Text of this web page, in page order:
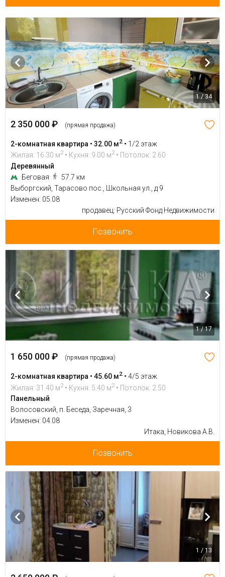
1 / 34
2 350 000 ₽ (прямая продажа)
2-комнатная квартира • 32.00 м2 • 1/2 этаж
Жилая: 16.30 м2 • Кухня: 9.00 м2 • Потолок: 2.60
Деревянный
Беговая
57.7 км
Выборгский, Тарасово пос., Школьная ул., д 9
Изменен: 05.08
продавец: Русский Фонд Недвижимости
Позвонить
1 / 17
1 650 000 ₽ (прямая продажа)
2-комнатная квартира • 45.60 м2 • 4/5 этаж
Жилая: 31.40 м2 • Кухня: 5.40 м2 • Потолок: 2.50
Панельный
Волосовский, п. Беседа, Заречная, 3
Изменен: 04.08
Итака, Новикова А.В.
Позвонить
1 / 13